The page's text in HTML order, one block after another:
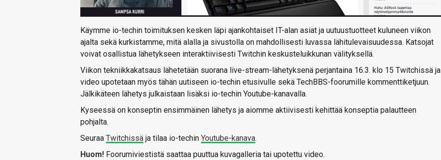
Käymme io-techin toimituksen kesken läpi ajankohtaiset IT-alan asiat ja uutuustuotteet kuluneen viikon
ajalta sekä kurkistamme, mitä alalla ja sivustolla on mahdollisesti luvassa lähitulevaisuudessa. Katsojat
voivat osallistua lähetykseen interaktiivisesti Twitchin keskusteluikkunan välityksellä.
Viikon tekniikkakatsaus lähetetään suorana live-stream-lähetyksenä perjantaina 16.3. klo 15 Twitchissä ja
video upotetaan myös tähän uutiseen io-techin etusivulle sekä TechBBS-foorumille kommenttiketjuun.
Jälkikäteen lähetys julkaistaan lisäksi io-techin Youtube-kanavalla.
Kyseessä on konseptin ensimmäinen lähetys ja aiomme aktiivisesti kehittää konseptia palautteen
pohjalta.
Seuraa Twitchissä ja tilaa io-techin Youtube-kanava.
Huom! Foorumiviestistä saattaa puuttua kuvagalleria tai upotettu video.